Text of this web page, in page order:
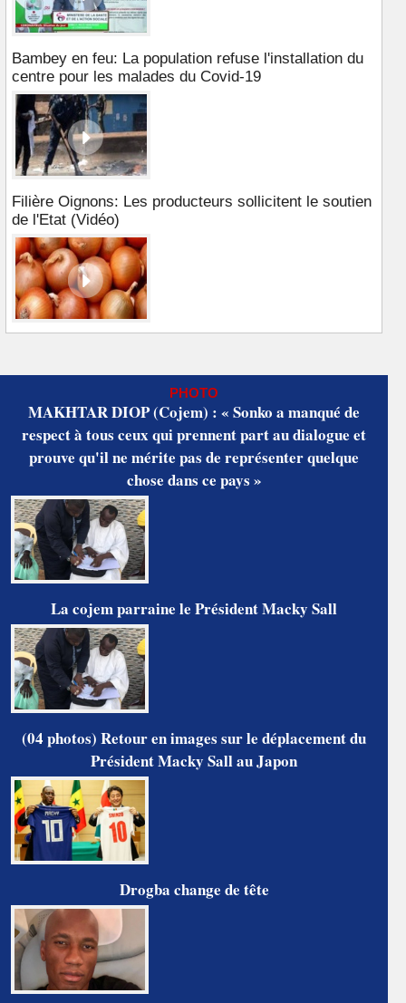
Bambey en feu: La population refuse l'installation du
centre pour les malades du Covid-19
Filière Oignons: Les producteurs sollicitent le soutien
de l'Etat (Vidéo)
PHOTO
MAKHTAR DIOP (Cojem) : « Sonko a manqué de
respect à tous ceux qui prennent part au dialogue et
prouve qu'il ne mérite pas de représenter quelque
chose dans ce pays »
La cojem parraine le Président Macky Sall
(04 photos) Retour en images sur le déplacement du
Président Macky Sall au Japon
Drogba change de tête